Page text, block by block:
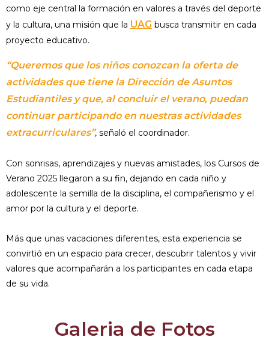
como eje central la formación en valores a través del deporte
y la cultura, una misión que la UAG busca transmitir en cada
proyecto educativo.
“Queremos que los niños conozcan la oferta de
actividades que tiene la Dirección de Asuntos
Estudiantiles y que, al concluir el verano, puedan
continuar participando en nuestras actividades
extracurriculares”, señaló el coordinador.
Con sonrisas, aprendizajes y nuevas amistades, los Cursos de
Verano 2025 llegaron a su fin, dejando en cada niño y
adolescente la semilla de la disciplina, el compañerismo y el
amor por la cultura y el deporte.
Más que unas vacaciones diferentes, esta experiencia se
convirtió en un espacio para crecer, descubrir talentos y vivir
valores que acompañarán a los participantes en cada etapa
de su vida.
Galeria de Fotos